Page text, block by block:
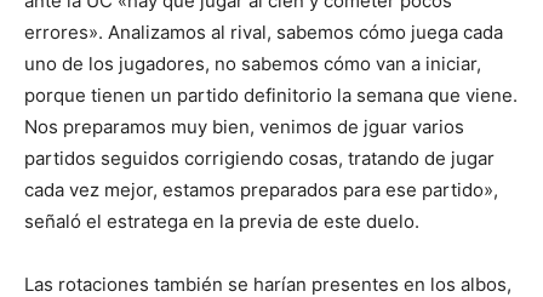
errores». Analizamos al rival, sabemos cómo juega cada
uno de los jugadores, no sabemos cómo van a iniciar,
porque tienen un partido definitorio la semana que viene.
Nos preparamos muy bien, venimos de jguar varios
partidos seguidos corrigiendo cosas, tratando de jugar
cada vez mejor, estamos preparados para ese partido»,
señaló el estratega en la previa de este duelo.
Las rotaciones también se harían presentes en los albos,